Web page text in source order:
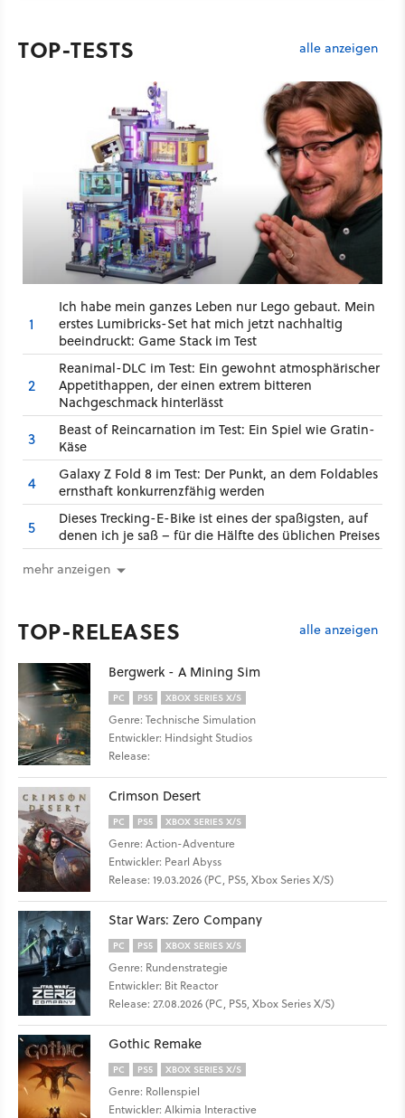
TOP-TESTS alle anzeigen
1
Ich habe mein ganzes Leben nur Lego gebaut. Mein
erstes Lumibricks-Set hat mich jetzt nachhaltig
beeindruckt: Game Stack im Test
2
Reanimal-DLC im Test: Ein gewohnt atmosphärischer
Appetithappen, der einen extrem bitteren
Nachgeschmack hinterlässt
3
Beast of Reincarnation im Test: Ein Spiel wie Gratin-
Käse
4
Galaxy Z Fold 8 im Test: Der Punkt, an dem Foldables
ernsthaft konkurrenzfähig werden
5
Dieses Trecking-E-Bike ist eines der spaßigsten, auf
denen ich je saß – für die Hälfte des üblichen Preises
mehr anzeigen
TOP-RELEASES alle anzeigen
Bergwerk - A Mining Sim
PC PS5 XBOX SERIES X/S
Genre: Technische Simulation
Entwickler: Hindsight Studios
Release:
Crimson Desert
PC PS5 XBOX SERIES X/S
Genre: Action-Adventure
Entwickler: Pearl Abyss
Release: 19.03.2026 (PC, PS5, Xbox Series X/S)
Star Wars: Zero Company
PC PS5 XBOX SERIES X/S
Genre: Rundenstrategie
Entwickler: Bit Reactor
Release: 27.08.2026 (PC, PS5, Xbox Series X/S)
Gothic Remake
PC PS5 XBOX SERIES X/S
Genre: Rollenspiel
Entwickler: Alkimia Interactive